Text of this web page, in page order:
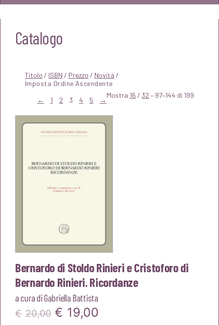
Catalogo
Titolo / ISBN / Prezzo / Novità /
Mostra 16 / 32 – 97–144 di 199
← 1 2 3 4 5 →
Bernardo di Stoldo Rinieri e Cristoforo di
Bernardo Rinieri. Ricordanze
a cura diGabriella Battista
€ 20,00 Il
€ 19,00